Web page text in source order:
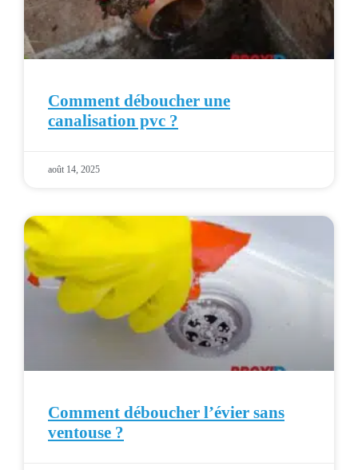
Comment déboucher une
canalisation pvc ?
août 14, 2025
Comment déboucher l’évier sans
ventouse ?